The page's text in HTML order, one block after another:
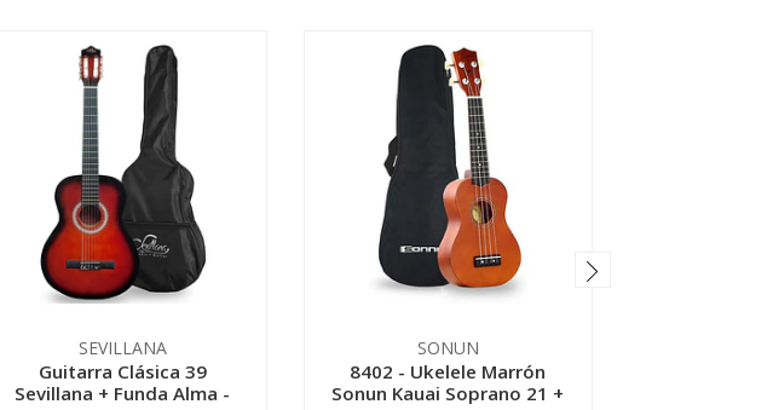
SEVILLANA
Guitarra Clásica 39
Sevillana + Funda Alma -
SONUN
8402 - Ukelele Marrón
Sonun Kauai Soprano 21 +